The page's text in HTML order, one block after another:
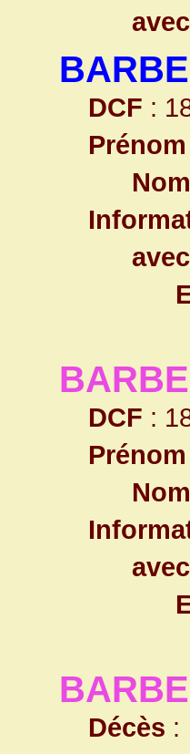
avec
DCF :
Prénom
avec
DCF :
Prénom
avec
Décès :